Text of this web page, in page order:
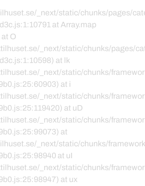
_next/static/chunks/pages/
at Array.map
O
_next/static/chunks/pages/
at lk
_next/static/chunks/
at i
_next/static/chunks/
at uD
_next/static/chunks/
at
_next/static/chunks/
at uI
_next/static/chunks/
at ux